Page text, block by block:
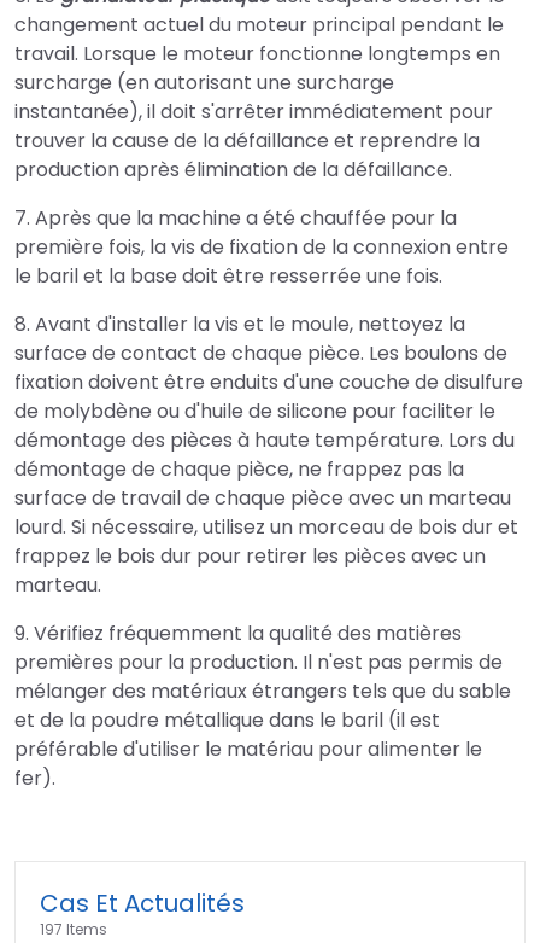
changement actuel du moteur principal pendant le
travail. Lorsque le moteur fonctionne longtemps en
surcharge (en autorisant une surcharge
instantanée), il doit s'arrêter immédiatement pour
trouver la cause de la défaillance et reprendre la
production après élimination de la défaillance.
7. Après que la machine a été chauffée pour la
première fois, la vis de fixation de la connexion entre
le baril et la base doit être resserrée une fois.
8. Avant d'installer la vis et le moule, nettoyez la
surface de contact de chaque pièce. Les boulons de
fixation doivent être enduits d'une couche de disulfure
de molybdène ou d'huile de silicone pour faciliter le
démontage des pièces à haute température. Lors du
démontage de chaque pièce, ne frappez pas la
surface de travail de chaque pièce avec un marteau
lourd. Si nécessaire, utilisez un morceau de bois dur et
frappez le bois dur pour retirer les pièces avec un
marteau.
9. Vérifiez fréquemment la qualité des matières
premières pour la production. Il n'est pas permis de
mélanger des matériaux étrangers tels que du sable
et de la poudre métallique dans le baril (il est
préférable d'utiliser le matériau pour alimenter le
fer).
Cas Et Actualités
197 Items